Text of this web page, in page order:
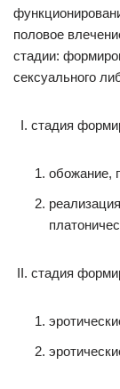
половое
стадии:
сексуального
стадия
обожание,
стадия